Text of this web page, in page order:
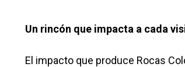
Un rincón que impacta a cada
El impacto que produce Rocas